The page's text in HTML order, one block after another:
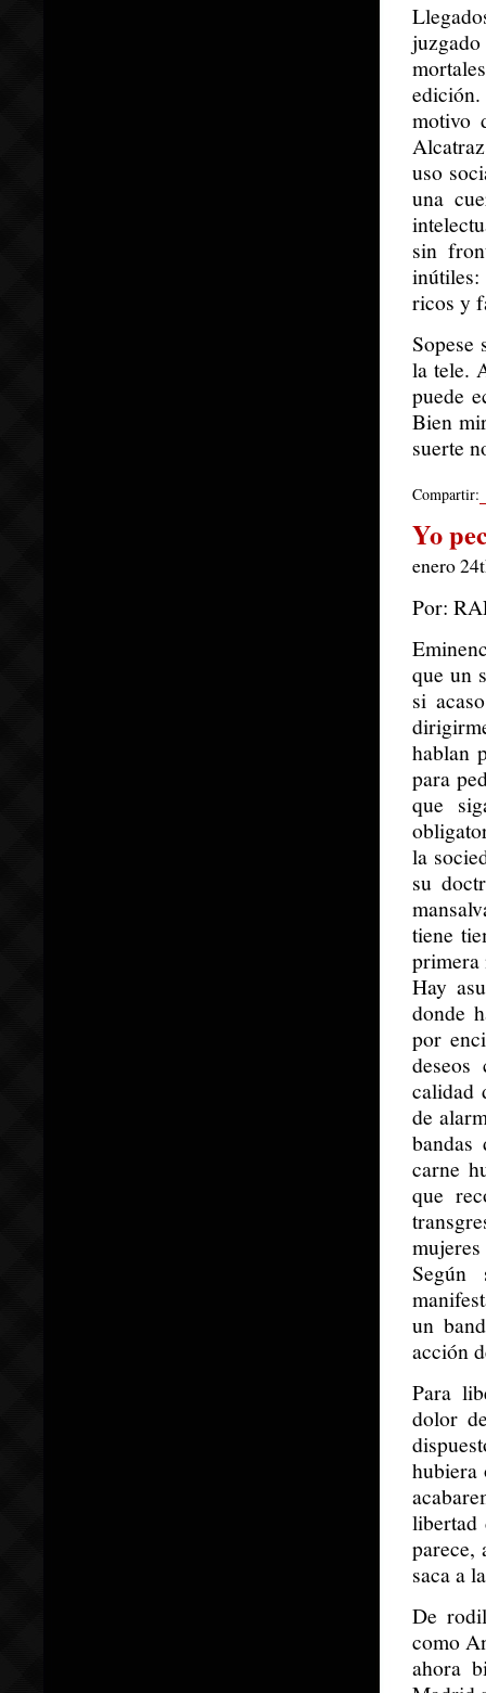
motivo
uso
una
sin
ricos y
Sopese
la tele.
puede
Bien
suerte
Compartir:
Yo
enero
Por:
que un
si
hablan
para
que
la
su
tiene
primera
Hay
donde
por
calidad
de
carne
que
Según
un
acción
Para
dolor
hubiera
libertad
parece,
saca a
De
como
ahora